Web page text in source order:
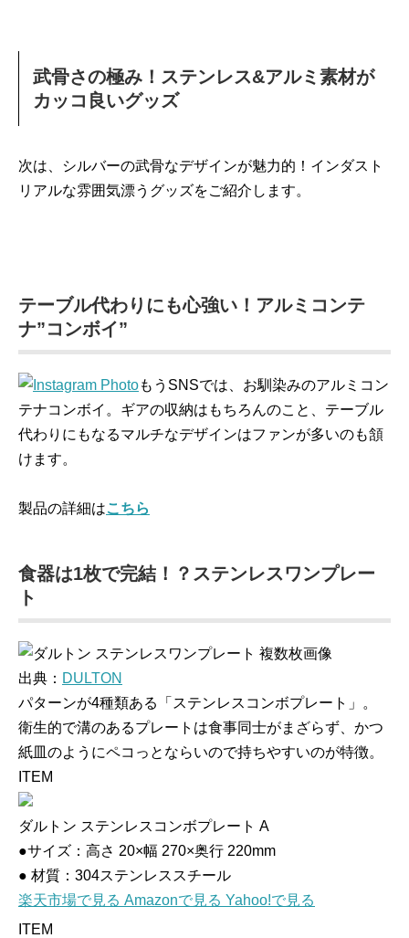
武骨さの極み！ステンレス&アルミ素材が
カッコ良いグッズ
次は、シルバーの武骨なデザインが魅力的！インダスト
リアルな雰囲気漂うグッズをご紹介します。
テーブル代わりにも心強い！アルミコンテ
ナ”コンボイ”
もうSNSでは、お馴染みのアルミコン
テナコンボイ。ギアの収納はもちろんのこと、テーブル
代わりにもなるマルチなデザインはファンが多いのも頷
けます。
製品の詳細はこちら
食器は1枚で完結！？ステンレスワンプレー
ト
出典： DULTON
パターンが4種類ある「ステンレスコンボプレート」。
衛生的で溝のあるプレートは食事同士がまざらず、かつ
紙皿のようにペコっとならいので持ちやすいのが特徴。
ITEM
ダルトン ステンレスコンボプレート A
●サイズ：高さ 20×幅 270×奥行 220mm
● 材質：304ステンレススチール
楽天市場で見る Amazonで見る Yahoo!で見る
ITEM